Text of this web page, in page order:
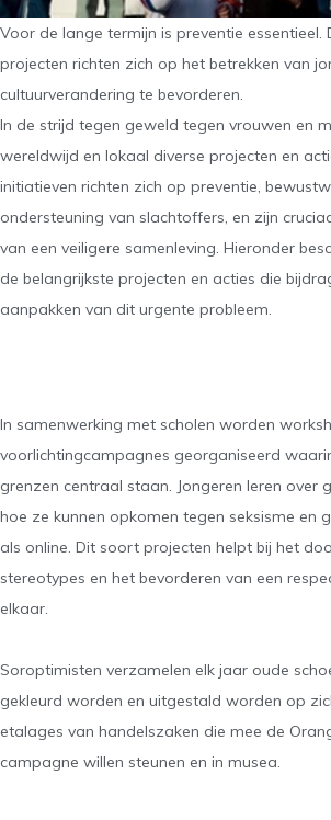
Voor de lange termijn is preventie essentieel.
projecten richten zich op het betrekken van
cultuurverandering te bevorderen.
In de strijd tegen geweld tegen vrouwen en
wereldwijd en lokaal diverse projecten en
initiatieven richten zich op preventie,
ondersteuning van slachtoffers, en zijn
van een veiligere samenleving. Hieronder
de belangrijkste projecten en acties die
aanpakken van dit urgente probleem.
In samenwerking met scholen worden
voorlichtingcampagnes georganiseerd
grenzen centraal staan. Jongeren leren over
hoe ze kunnen opkomen tegen seksisme en
als online. Dit soort projecten helpt bij het
stereotypes en het bevorderen van een
elkaar.
Soroptimisten verzamelen elk jaar oude
gekleurd worden en uitgestald worden op
etalages van handelszaken die mee de
campagne willen steunen en in musea.